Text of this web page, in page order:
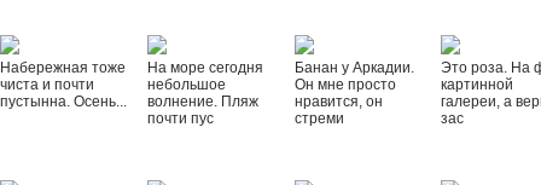
Набережная тоже
чиста и почти
пустынна. Осень...
На море сегодня
небольшое
волнение. Пляж
почти пус
Банан у Аркадии.
Он мне просто
нравится, он
стреми
Это роза. На
картинной
галереи, а
зас